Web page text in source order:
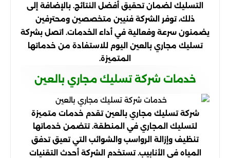
التسليك لضمان تحقيق أفضل النتائج. بالإضافة إلى
ذلك، توفر الشركة فنيين متخصصين ومحترفين
يضمنون سرعة وفعالية في أداء الخدمات. اتصل بشركة
تسليك مجاري بالعين اليوم للاستفادة من خدماتها
المتميزة.
خدمات شركة تسليك مجاري بالعين
شركة تسليك مجاري بالعين تقدم خدمات متميزة
لتسليك المجاري في المنطقة. تتضمن خدماتها
تنظيف وإزالة الرواسب والشوائب التي تعيق تدفق
المياه في الأنابيب. تستخدم الشركة أحدث التقنيات